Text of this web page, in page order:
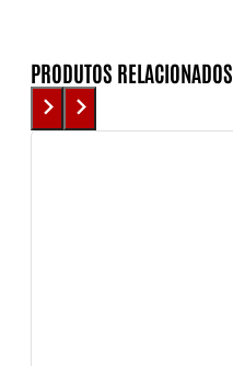
PRODUTOS RELACIONADOS